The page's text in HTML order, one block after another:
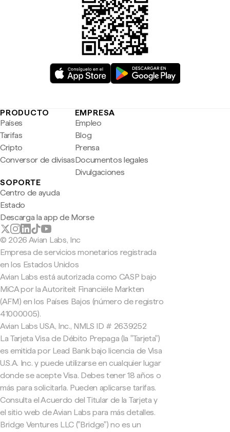
PRODUCTO
Países
Tarifas
Cripto
Conversor de divisas
EMPRESA
Empleo
Blog
Prensa
Documentos legales
Divulgaciones
SOPORTE
Centro de ayuda
Estado
Descarga la app de Morse
© 2026 Avian Labs, Inc
Empresa de servicios monetarios registrada
en los Estados Unidos
Avian Labs está autorizada como CASP bajo
MiCA por la Autoriteit Financiële Markten
(AFM) en los Países Bajos (número de registro
41000005).
Avian Labs USA, Inc., NMLS ID # 2639252
La Tarjeta Visa de Débito Prepaga (la "Tarjeta")
es emitida por Lead Bank bajo licencia de Visa
U.S.A. Inc. y puede utilizarse en cualquier lugar
donde se acepte Visa. Debes tener 18 años o
más para solicitarla. Pueden aplicarse tarifas.
Consulta el Acuerdo del Titular de la Tarjeta y
el sitio web de Avian Labs para más detalles.
Bridge Ventures LLC ("Bridge") no es un